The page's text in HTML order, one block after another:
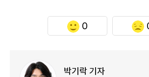
0
박기락 기자